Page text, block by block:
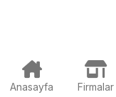
Anasayfa Firmalar